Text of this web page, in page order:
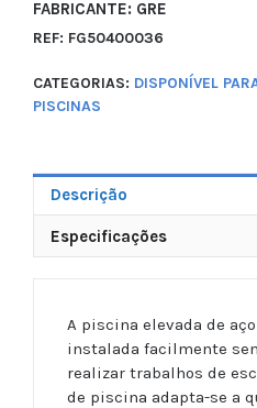
FABRICANTE: GRE
REF: FG50400036
CATEGORIAS: DISPONÍVEL
PISCINAS
Descrição
Especificações
A piscina elevada de
instalada facilmente
realizar trabalhos de
de piscina adapta-se a